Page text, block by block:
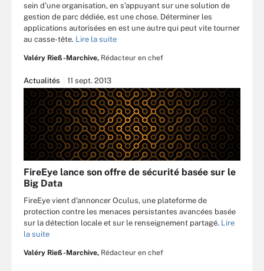
sein d’une organisation, en s’appuyant sur une solution de
gestion de parc dédiée, est une chose. Déterminer les
applications autorisées en est une autre qui peut vite tourner
au casse-tête. Lire la suite
Valéry Rieß-Marchive, Rédacteur en chef
Actualités 11 sept. 2013
FireEye lance son offre de sécurité basée sur le
Big Data
FireEye vient d’annoncer Oculus, une plateforme de
protection contre les menaces persistantes avancées basée
sur la détection locale et sur le renseignement partagé. Lire
la suite
Valéry Rieß-Marchive, Rédacteur en chef